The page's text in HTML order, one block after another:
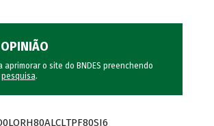
aprimorar o site do BNDES preenchendo
pesquisa.